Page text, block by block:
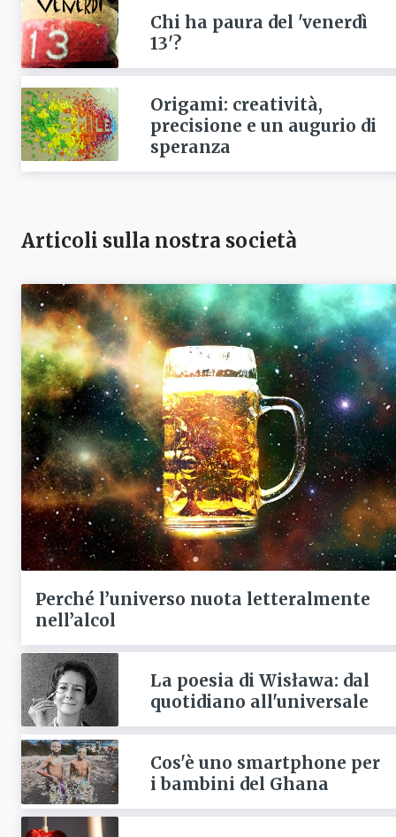
Chi ha paura del 'venerdì
13'?
Origami: creatività,
precisione e un augurio di
speranza
Articoli sulla nostra società
Perché l’universo nuota letteralmente
nell’alcol
La poesia di Wisława: dal
quotidiano all'universale
Cos'è uno smartphone per
i bambini del Ghana